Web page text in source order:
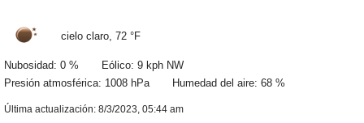
cielo claro, 72 °F
Nubosidad: 0 % Eólico: 9 kph NW
Presión atmosférica: 1008 hPa Humedad del aire: 68 %
Última actualización: 8/3/2023, 05:44 am